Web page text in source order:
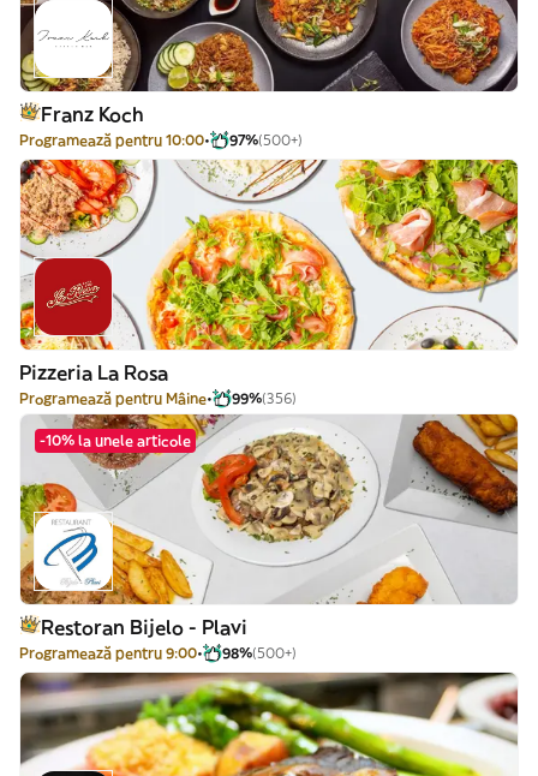
Franz Koch
Programează pentru 10:00 97%(500+)
Pizzeria La Rosa
Programează pentru Mâine 99%(356)
-10% la unele articole
Restoran Bijelo - Plavi
Programează pentru 9:00 98%(500+)